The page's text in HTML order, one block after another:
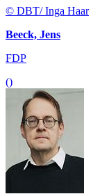
© DBT/ Inga Haar
Beeck, Jens
FDP
()